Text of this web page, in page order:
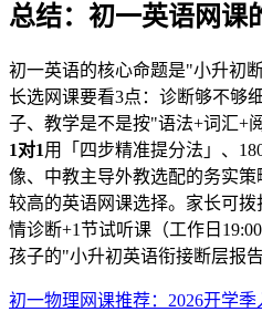
总结：初一英语网课
初一英语的核心命题是"小升初
长选网课要看3点：诊断够不够
子、教学是不是按"语法+词汇+
1对1用「四步精准提分法」、
像、中教主导外教选配的务实
较高的英语网课选择。家长可拨
情诊断+1节试听课（工作日
孩子的"小升初英语衔接断层报告
初一物理网课推荐：2026开学